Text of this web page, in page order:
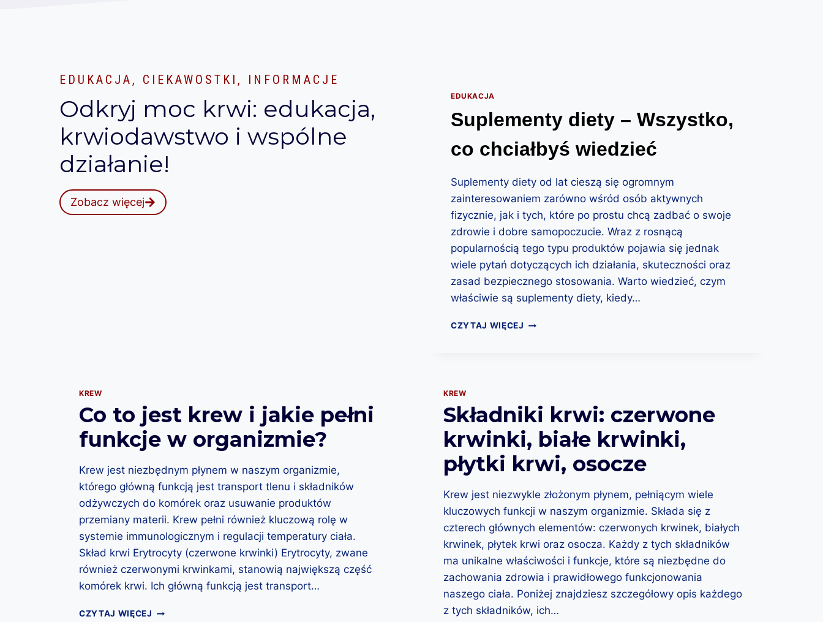
EDUKACJA, CIEKAWOSTKI, INFORMACJE
Odkryj moc krwi: edukacja,
krwiodawstwo i wspólne
działanie!
Zobacz więcej
EDUKACJA
Suplementy diety – Wszystko,
co chciałbyś wiedzieć
Suplementy diety od lat cieszą się ogromnym
zainteresowaniem zarówno wśród osób aktywnych
fizycznie, jak i tych, które po prostu chcą zadbać o swoje
zdrowie i dobre samopoczucie. Wraz z rosnącą
popularnością tego typu produktów pojawia się jednak
wiele pytań dotyczących ich działania, skuteczności oraz
zasad bezpiecznego stosowania. Warto wiedzieć, czym
właściwie są suplementy diety, kiedy…
CZYTAJ WIĘCEJ S
N
T
Y
D
I
T
Y
–
W
S
Z
Y
S
T
K
KREW
Co to jest krew i jakie pełni
funkcje w organizmie?
Krew jest niezbędnym płynem w naszym organizmie,
którego główną funkcją jest transport tlenu i składników
odżywczych do komórek oraz usuwanie produktów
przemiany materii. Krew pełni również kluczową rolę w
systemie immunologicznym i regulacji temperatury ciała.
Skład krwi Erytrocyty (czerwone krwinki) Erytrocyty, zwane
również czerwonymi krwinkami, stanowią największą część
komórek krwi. Ich główną funkcją jest transport…
CZYTAJ WIĘCEJ C
KREW
Składniki krwi: czerwone
krwinki, białe krwinki,
płytki krwi, osocze
Krew jest niezwykle złożonym płynem, pełniącym wiele
kluczowych funkcji w naszym organizmie. Składa się z
czterech głównych elementów: czerwonych krwinek, białych
krwinek, płytek krwi oraz osocza. Każdy z tych składników
ma unikalne właściwości i funkcje, które są niezbędne do
zachowania zdrowia i prawidłowego funkcjonowania
naszego ciała. Poniżej znajdziesz szczegółowy opis każdego
z tych składników, ich…